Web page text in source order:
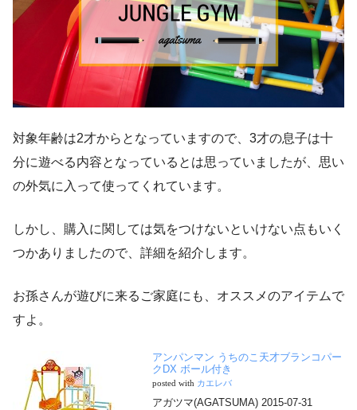
対象年齢は2才からとなっていますので、3才の息子は十
分に遊べる内容となっているとは思っていましたが、思い
の外気に入って使ってくれています。
しかし、購入に関しては気をつけないといけない点もいく
つかありましたので、詳細を紹介します。
お孫さんが遊びに来るご家庭にも、オススメのアイテムで
すよ。
アンパンマン うちのこ天才ブランコパー
クDX ボール付き
posted with カエレバ
アガツマ(AGATSUMA) 2015-07-31